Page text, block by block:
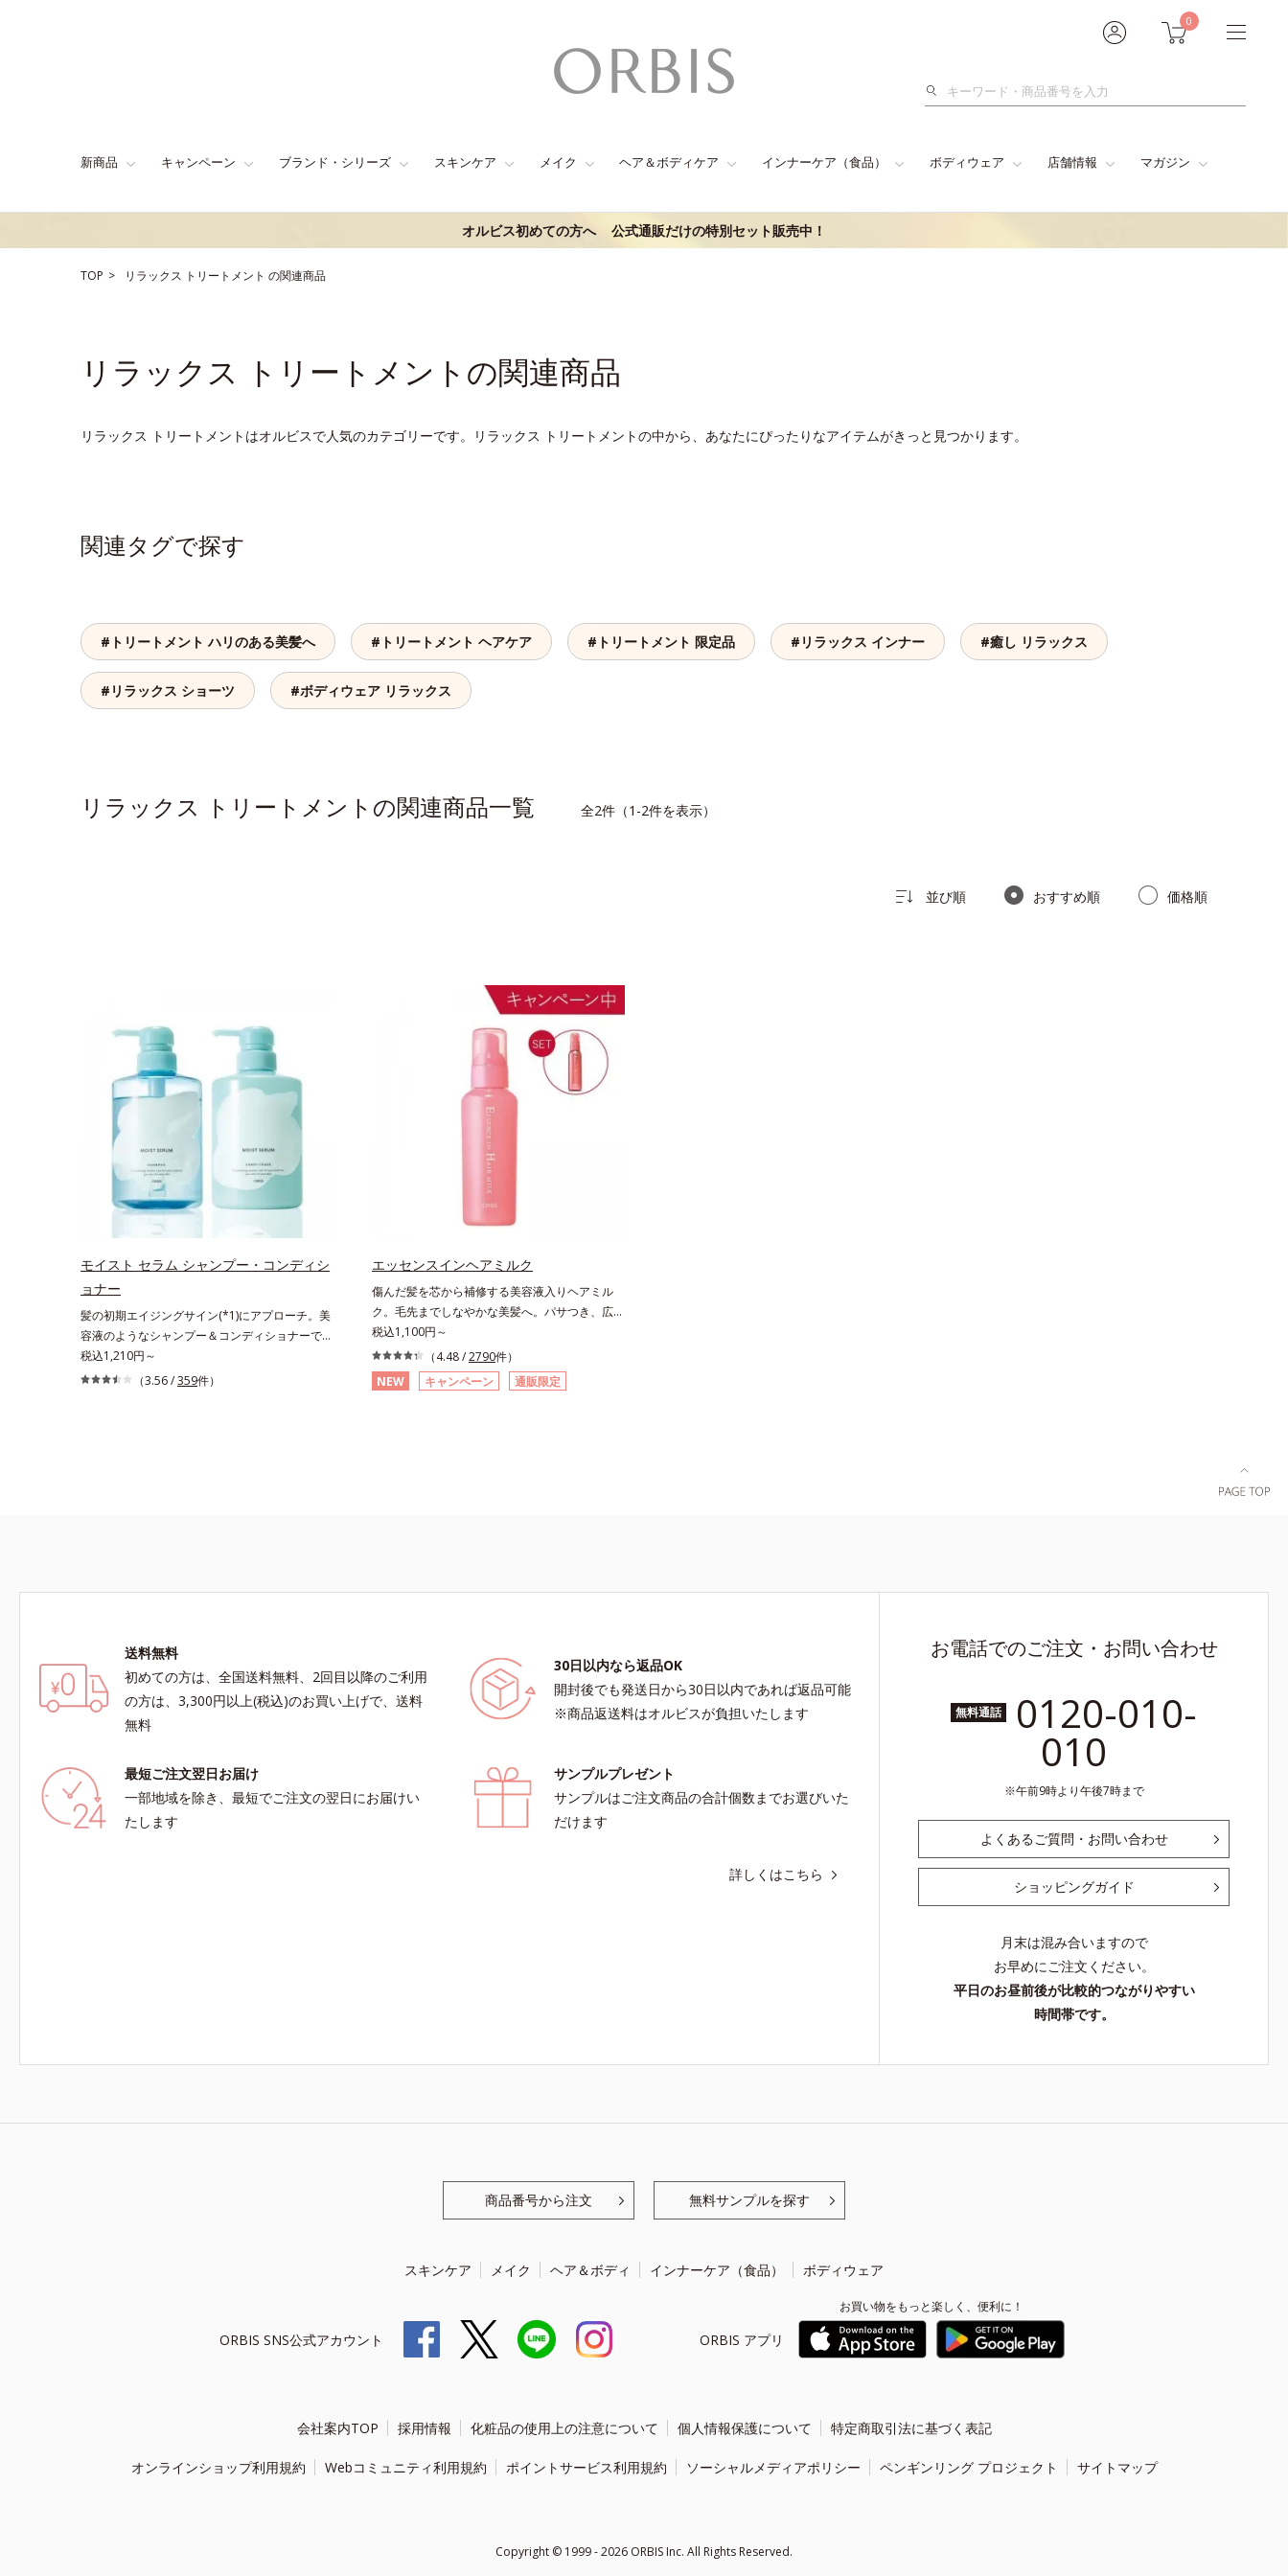
0
検
新商品 キャンペーン ブランド・シリーズ スキンケア メイク ヘア＆ボディケア インナーケア（食品） ボディウェア 店舗情報 マガジン
オルビス初めての方へ 公式通販だけの特別セット販売中！
TOP リラックス トリートメント の関連商品
リラックス トリートメントの関連商品
リラックス トリートメントはオルビスで人気のカテゴリーです。リラックス トリートメントの中から、あなたにぴったりなアイテムがきっと見つかります。
関連タグで探す
#トリートメント ハリのある美髪へ #トリートメント ヘアケア #トリートメント 限定品 #リラックス インナー #癒し リラックス
#リラックス ショーツ #ボディウェア リラックス
リラックス トリートメントの関連商品一覧 全2件（1-2件を表示）
並び順 おすすめ順 価格順
モイスト セラム シャンプー・コンディシ
ョナー
髪の初期エイジングサイン(*1)にアプローチ。美
容液のようなシャンプー＆コンディショナーで触
れていたくなるうるツヤ髪へ。「髪のうねりが気
になる」「乾燥してパサつく」「なんとなくまと
ベンダー、ゼラニウムによるリフレッシュアロマ
税込1,210円～
（3.56 /359件）
エッセンスインヘアミルク
傷んだ髪を芯から補修する美容液入りヘアミル
ク。毛先までしなやかな美髪へ。パサつき、広が
り、枝毛、ツヤ不足・・・髪のお悩みは尽きない
もの。エッセンスインヘアミルクは、そんなお悩
みを解決する洗い流さないタイプのトリートメン
トです。サロン業界注目の美髪成分「CMC類似
んの指通りを実現します。さらに高保水ミルク
ル配合＝毛髪補修成分*2 ジエチルヘキサン酸ネ
オペンチルグリコール、ネオペンタン酸イソデシ
ル配合＝保水効果の高い毛髪保護成分各商品の詳
税込1,100円～
（4.48 /2790件）
NEW
キャンペーン 通販限定
送料無料
初めての方は、全国送料無料、2回目以降のご利用
の方は、3,300円以上(税込)のお買い上げで、送料
無料
30日以内なら返品OK
開封後でも発送日から30日以内であれば返品可能
※商品返送料はオルビスが負担いたします
最短ご注文翌日お届け
一部地域を除き、最短でご注文の翌日にお届けい
たします
サンプルプレゼント
サンプルはご注文商品の合計個数までお選びいた
だけます
詳しくはこちら
お電話でのご注文・お問い合わせ
無料通話 0120-010-
010
午前9時より午後7時まで
よくあるご質問・お問い合わせ
ショッピングガイド
月末は混み合いますので
お早めにご注文ください。
平日のお昼前後が比較的つながりやすい
時間帯です。
商品番号から注文 無料サンプルを探す
スキンケア メイク ヘア＆ボディ インナーケア（食品） ボディウェア
ORBIS SNS公式アカウント ORBIS アプリ
お買い物をもっと楽しく、便利に！
会社案内TOP 採用情報 化粧品の使用上の注意について 個人情報保護について 特定商取引法に基づく表記
オンラインショップ利用規約 Webコミュニティ利用規約 ポイントサービス利用規約 ソーシャルメディアポリシー ペンギンリング プロジェクト サイトマップ
Copyright © 1999 - 2026 ORBIS Inc. All Rights Reserved.